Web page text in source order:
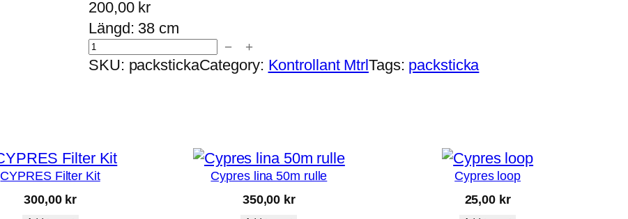
200,00 kr
Längd: 38 cm
P
a
t
i
− +
SKU: packstickaCategory: Kontrollant MtrlTags: packsticka
CYPRES Filter Kit
300,00 kr
Cypres lina 50m rulle
350,00 kr
Cypres loop
25,00 kr